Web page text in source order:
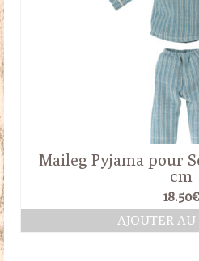
Maileg Pyjama pour
cm
18.50€
AJOUTER